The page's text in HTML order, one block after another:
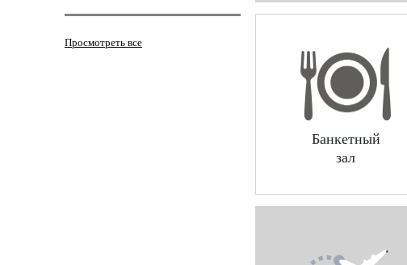
Просмотреть все
Банкетный
зал